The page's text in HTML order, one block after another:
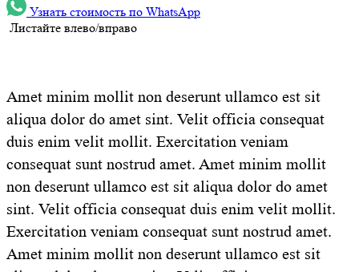
Узнать стоимость по WhatsApp
Листайте влево/вправо
Amet minim mollit non deserunt ullamco est sit
aliqua dolor do amet sint. Velit officia consequat
duis enim velit mollit. Exercitation veniam
consequat sunt nostrud amet. Amet minim mollit
non deserunt ullamco est sit aliqua dolor do amet
sint. Velit officia consequat duis enim velit mollit.
Exercitation veniam consequat sunt nostrud amet.
Amet minim mollit non deserunt ullamco est sit